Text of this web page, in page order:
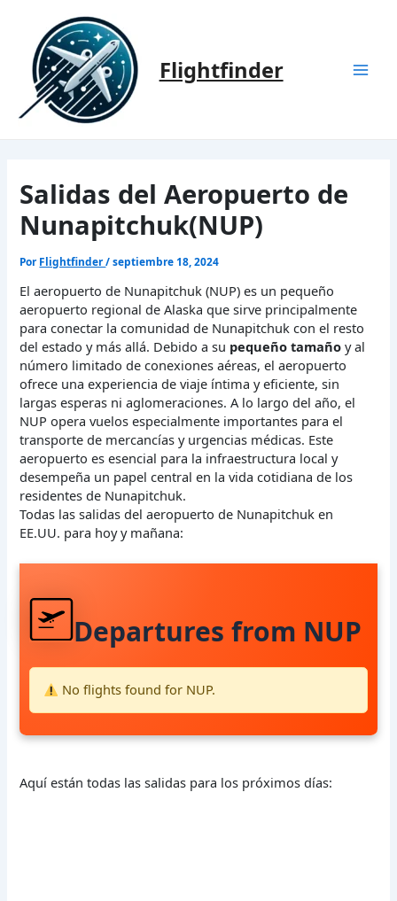
contenido
Flightfinder
Salidas del Aeropuerto de
Nunapitchuk(NUP)
Por Flightfinder/septiembre 18, 2024
El aeropuerto de Nunapitchuk (NUP) es un pequeño
aeropuerto regional de Alaska que sirve principalmente
para conectar la comunidad de Nunapitchuk con el resto
del estado y más allá. Debido a su pequeño tamaño y al
número limitado de conexiones aéreas, el aeropuerto
ofrece una experiencia de viaje íntima y eficiente, sin
largas esperas ni aglomeraciones. A lo largo del año, el
NUP opera vuelos especialmente importantes para el
transporte de mercancías y urgencias médicas. Este
aeropuerto es esencial para la infraestructura local y
desempeña un papel central en la vida cotidiana de los
residentes de Nunapitchuk.
Todas las salidas del aeropuerto de Nunapitchuk en
EE.UU. para hoy y mañana:
Departures from NUP
No flights found for NUP.
Aquí están todas las salidas para los próximos días: